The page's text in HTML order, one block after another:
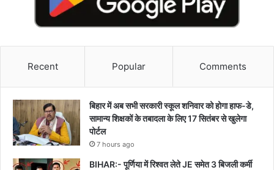
Recent Popular Comments
बिहार में अब सभी सरकारी स्कूल शनिवार को होगा हाफ-डे,
सामान्य शिक्षकों के तबादला के लिए 17 सितंबर से खुलेगा
पोर्टल
7 hours ago
BIHAR:- पूर्णिया में रिश्वत लेते JE समेत 3 बिजली कर्मी